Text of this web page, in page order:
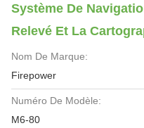
Système De
Relevé Et La
Nom De Marque:
Firepower
Numéro De Modèle:
M6-80